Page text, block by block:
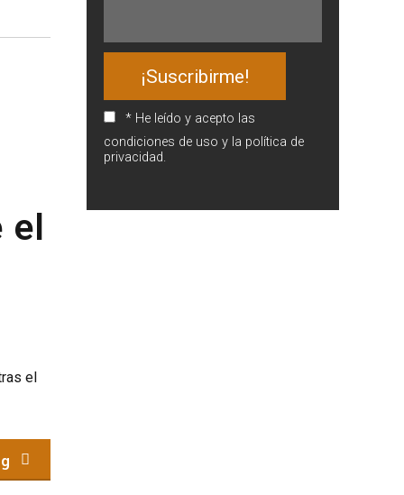
el
el
* He leído y acepto las
condiciones de uso y la política de
privacidad.